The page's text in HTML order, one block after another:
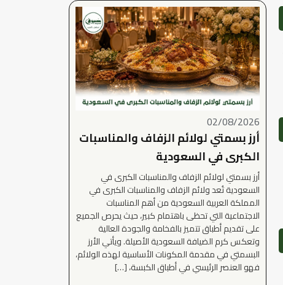
02/08/2026
أرز بسمتي لولائم الزفاف والمناسبات
الكبرى في السعودية
أرز بسمتي لولائم الزفاف والمناسبات الكبرى في
السعودية تُعد ولائم الزفاف والمناسبات الكبرى في
المملكة العربية السعودية من أهم المناسبات
الاجتماعية التي تحظى باهتمام كبير، حيث يحرص الجميع
على تقديم أطباق تتميز بالفخامة والجودة العالية
وتعكس كرم الضيافة السعودية الأصيلة. ويأتي الأرز
البسمتي في مقدمة المكونات الأساسية لهذه الولائم،
فهو العنصر الرئيسي في أطباق الكبسة، […]